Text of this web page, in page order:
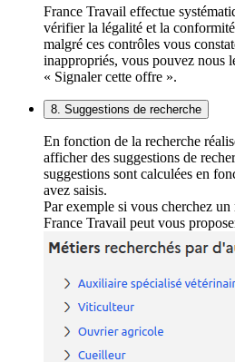
France Travail effectue
vérifier la légalité et la
malgré ces contrôles vous
inappropriés, vous pouvez nous
« Signaler cette offre ».
8. Suggestions de recherche
En fonction de la recherche
afficher des suggestions de
suggestions sont calculées en
avez saisis.
Par exemple si vous cherchez
France Travail peut vous